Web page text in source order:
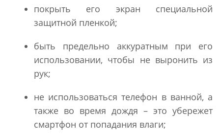
покрыть его экран специальной
защитной пленкой;
быть предельно аккуратным при его
использовании, чтобы не выронить из
рук;
не использоваться телефон в ванной, а
также во время дождя – это убережет
смартфон от попадания влаги;